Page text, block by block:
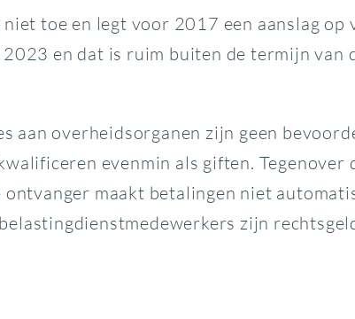
toe en legt voor 2017 een aanslag op
en dat is ruim buiten de termijn van
aan overheidsorganen zijn geen
evenmin als giften. Tegenover
maakt betalingen niet
zijn